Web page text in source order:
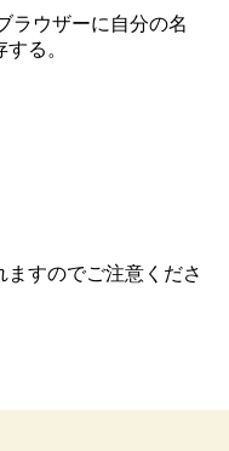
ラウザーに自分の名
る。
すのでご注意くださ